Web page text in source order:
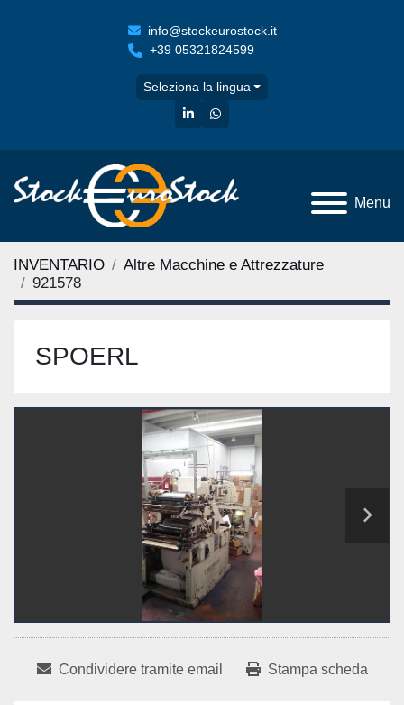
info@stockeurostock.it
+39 05321824599
Seleziona la lingua
linkedinwhatsapp
Menu
INVENTARIO
Altre Macchine e Attrezzature
921578
SPOERL
Condividere tramite email Stampa scheda